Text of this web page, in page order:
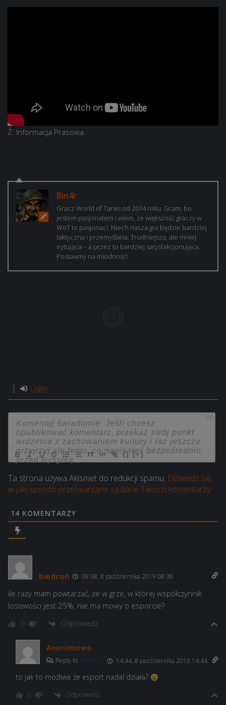
Ź: Informacja Prasowa
Bin4r
Gracz World of Tanks od 2014 roku. Gram, bo
jestem pasjonatem i wiem, że większość graczy w
WoT to pasjonaci. Niech nasza gra będzie bardziej
taktyczna i przemyślana. Trudniejsza, ale mniej
irytująca – a przez to bardziej satysfakcjonująca.
Postawmy na miodność!
Login
750
{} [+]
Ta strona używa Akismet do redukcji spamu. Dowiedz się,
w jaki sposób przetwarzane są dane Twoich komentarzy.
14 KOMENTARZY
biedroń 08:38, 8 października 2019 08:38
ile razy mam powtarzać, że w grze, w której współczynnik
losowości jest 25%, nie ma mowy o esporcie?
0 Odpowiedz
Anonimowo
Reply to biedroń 14:44, 8 października 2019 14:44
to jak to możliwe że esport nadal działa?
0 Odpowiedz